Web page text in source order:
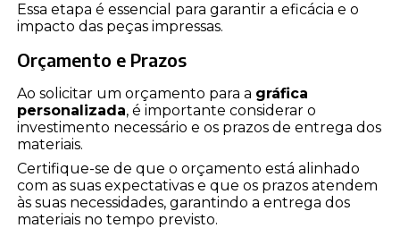
Essa etapa é essencial para garantir a eficácia e o
impacto das peças impressas.
Orçamento e Prazos
Ao solicitar um orçamento para a gráfica
personalizada, é importante considerar o
investimento necessário e os prazos de entrega dos
materiais.
Certifique-se de que o orçamento está alinhado
com as suas expectativas e que os prazos atendem
às suas necessidades, garantindo a entrega dos
materiais no tempo previsto.